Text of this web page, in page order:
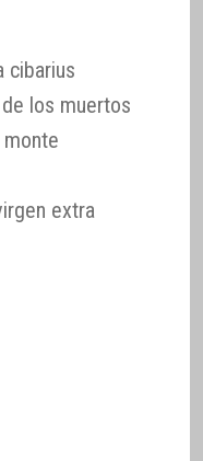
cibarius
los muertos
extra